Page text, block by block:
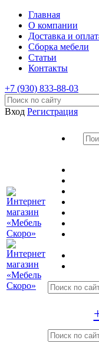
Главная
О компании
Доставка и
Сборка мебели
Статьи
Контакты
+7 (930) 833-88-03
Вход Регистрация